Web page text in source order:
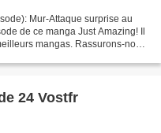
Mur-Attaque surprise au
de ce manga Just Amazing! Il
mangas. Rassurons-nous,
24 Vostfr